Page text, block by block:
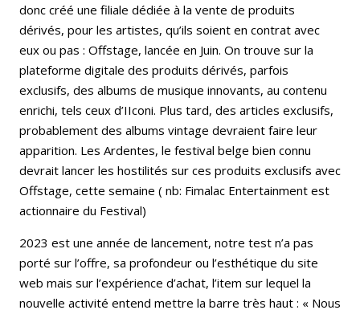
donc créé une filiale dédiée à la vente de produits
dérivés, pour les artistes, qu’ils soient en contrat avec
eux ou pas : Offstage, lancée en Juin. On trouve sur la
plateforme digitale des produits dérivés, parfois
exclusifs, des albums de musique innovants, au contenu
enrichi, tels ceux d’IIconi. Plus tard, des articles exclusifs,
probablement des albums vintage devraient faire leur
apparition. Les Ardentes, le festival belge bien connu
devrait lancer les hostilités sur ces produits exclusifs avec
Offstage, cette semaine ( nb: Fimalac Entertainment est
actionnaire du Festival)
2023 est une année de lancement, notre test n’a pas
porté sur l’offre, sa profondeur ou l’esthétique du site
web mais sur l’expérience d’achat, l’item sur lequel la
nouvelle activité entend mettre la barre très haut : « Nous